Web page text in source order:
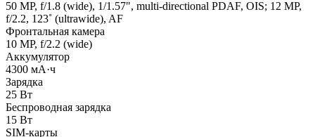
50 MP, f/1.8 (wide), 1/1.57", multi-directional PDAF, OIS; 12 MP,
f/2.2, 123˚ (ultrawide), AF
Фронтальная камера
10 MP, f/2.2 (wide)
Аккумулятор
4300 мА·ч
Зарядка
25 Вт
Беспроводная зарядка
15 Вт
SIM-карты